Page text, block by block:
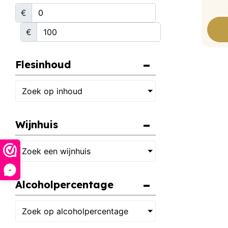
-
€
€
Flesinhoud
Zoek op inhoud
Wijnhuis
Zoek een wijnhuis
Alcoholpercentage
Zoek op alcoholpercentage